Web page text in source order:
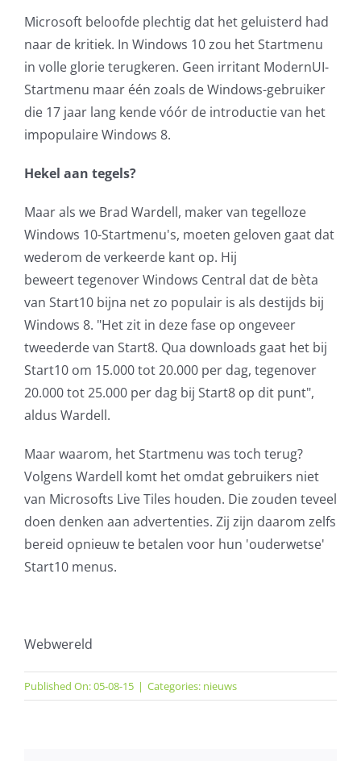
Microsoft software licenties
SLA overeenkomsten
Remote Help
WordPress SLA Contract
Contact
Microsoft beloofde plechtig dat het geluisterd had
naar de kritiek. In Windows 10 zou het Startmenu
in volle glorie terugkeren. Geen irritant ModernUI-
Startmenu maar één zoals de Windows-gebruiker
die 17 jaar lang kende vóór de introductie van het
impopulaire Windows 8.
Hekel aan tegels?
Maar als we Brad Wardell, maker van tegelloze
Windows 10-Startmenu's, moeten geloven gaat dat
wederom de verkeerde kant op. Hij
beweert tegenover Windows Central dat de bèta
van Start10 bijna net zo populair is als destijds bij
Windows 8. "Het zit in deze fase op ongeveer
tweederde van Start8. Qua downloads gaat het bij
Start10 om 15.000 tot 20.000 per dag, tegenover
20.000 tot 25.000 per dag bij Start8 op dit punt",
aldus Wardell.
Maar waarom, het Startmenu was toch terug?
Volgens Wardell komt het omdat gebruikers niet
van Microsofts Live Tiles houden. Die zouden teveel
doen denken aan advertenties. Zij zijn daarom zelfs
bereid opnieuw te betalen voor hun 'ouderwetse'
Start10 menus.
Webwereld
Published On: 05-08-15 | Categories: nieuws